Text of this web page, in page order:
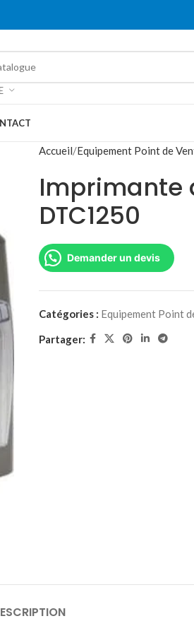
Accueil Equipement Point de
Imprimante
DTC1250
Demander un devis
Catégories : Equipement Point
Partager: